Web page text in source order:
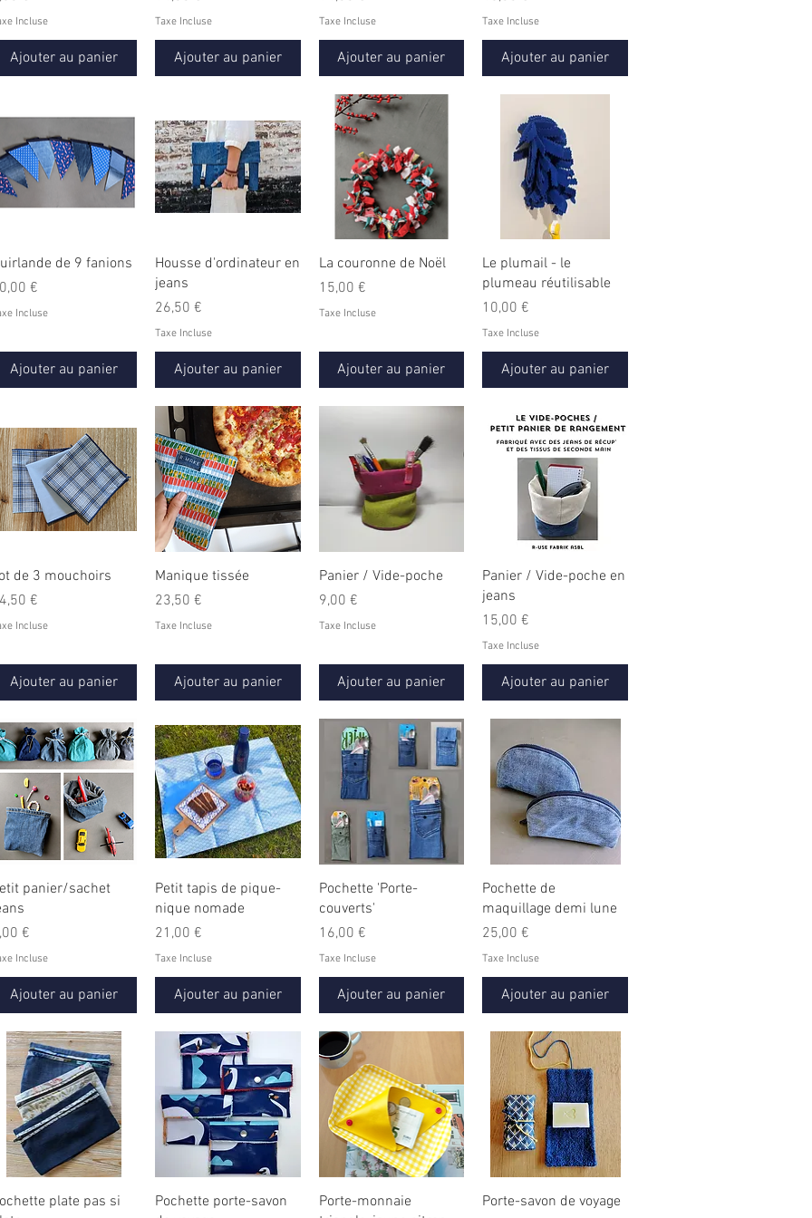
Incluse
Ajouter au panier
Taxe Incluse
Ajouter au panier
Taxe Incluse
Ajouter au panier
Taxe Incluse
Ajouter au panier
de 9 fanions
€
Incluse
Ajouter au panier
Housse d'ordinateur en
jeans
Prix
26,50 €
Taxe Incluse
Ajouter au panier
La couronne de Noël
Prix
15,00 €
Taxe Incluse
Ajouter au panier
Le plumail - le
plumeau réutilisable
Prix
10,00 €
Taxe Incluse
Ajouter au panier
de 3 mouchoirs
€
Incluse
Ajouter au panier
Manique tissée
Prix
23,50 €
Taxe Incluse
Ajouter au panier
Panier / Vide-poche
Prix
9,00 €
Taxe Incluse
Ajouter au panier
Panier / Vide-poche en
jeans
Prix
15,00 €
Taxe Incluse
Ajouter au panier
panier/sachet
€
Incluse
Ajouter au panier
Petit tapis de pique-
nique nomade
Prix
21,00 €
Taxe Incluse
Ajouter au panier
Pochette 'Porte-
couverts'
Prix
16,00 €
Taxe Incluse
Ajouter au panier
Pochette de
maquillage demi lune
Prix
25,00 €
Taxe Incluse
Ajouter au panier
plate pas si
Pochette porte-savon
Porte-monnaie
Porte-savon de voyage